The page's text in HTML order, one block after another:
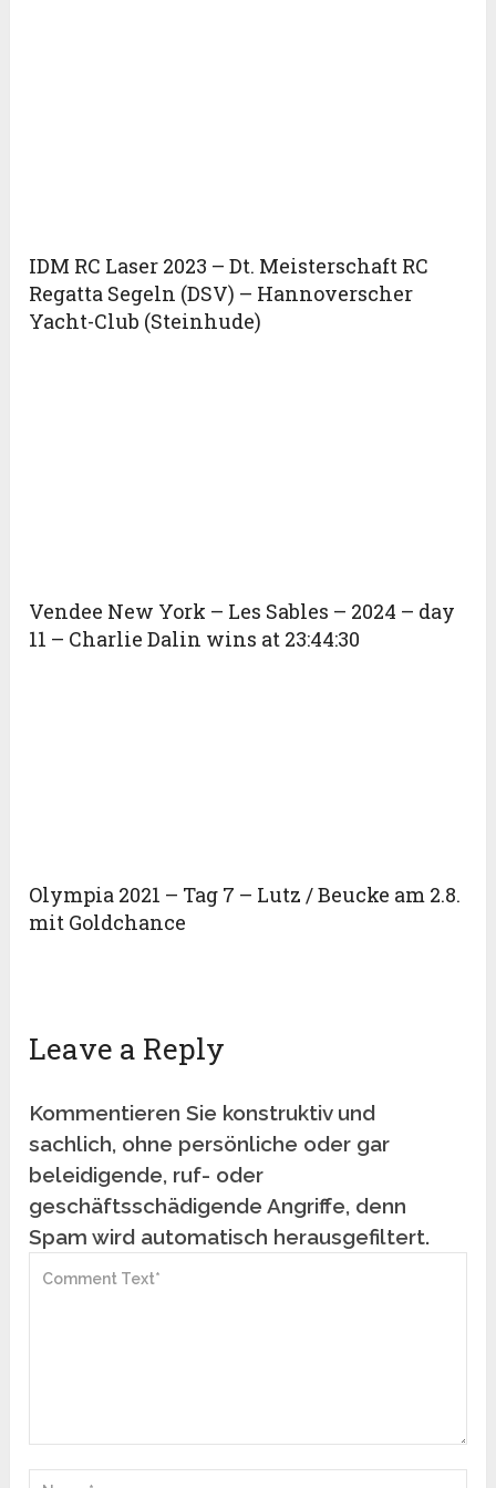
IDM RC Laser 2023 – Dt. Meisterschaft RC
Regatta Segeln (DSV) – Hannoverscher
Yacht-Club (Steinhude)
Vendee New York – Les Sables – 2024 – day
11 – Charlie Dalin wins at 23:44:30
Olympia 2021 – Tag 7 – Lutz / Beucke am 2.8.
mit Goldchance
Leave a Reply
Kommentieren Sie konstruktiv und
sachlich, ohne persönliche oder gar
beleidigende, ruf- oder
geschäftsschädigende Angriffe, denn
Spam wird automatisch herausgefiltert.